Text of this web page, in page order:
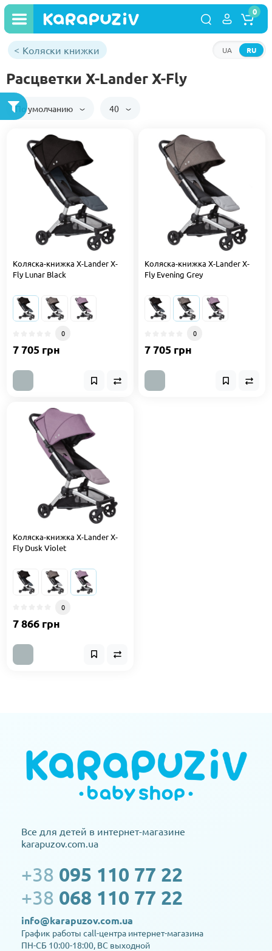
RU
UA
0
Коляски книжки
Расцветки X-Lander X-Fly
По умолчанию 40
Коляска-книжка X-Lander X-
Fly Lunar Black
0
7 705 грн
Коляска-книжка X-Lander X-
Fly Evening Grey
0
7 705 грн
Коляска-книжка X-Lander X-
Fly Dusk Violet
0
7 866 грн
Все для детей в интернет-магазине
karapuzov.com.ua
+38 095 110 77 22
+38 068 110 77 22
info@karapuzov.com.ua
График работы call-центра интернет-магазина
ПН-СБ 10:00-18:00, ВС выходной